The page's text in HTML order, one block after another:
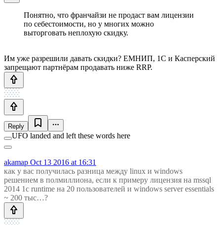
Понятно, что франчайзи не продаст вам лицензии
по себестоимости, но у многих можно
выторговать неплохую скидку.
Им уже разрешили давать скидки? ЕМНИП, 1С и Касперский
запрещают партнёрам продавать ниже RRP.
Reply
UFO landed and left these words here
akamap Oct 13 2016 at 16:31
как у вас получилась разница между linux и windows
решением в полмиллиона, если к примеру лицензия на mssql
2014 1c runtime на 20 пользователей и windows server essentials
~ 200 тыс…?